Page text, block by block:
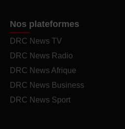
Nos plateformes
DRC News TV
DRC News Radio
DRC News Afrique
DRC News Business
DRC News Sport